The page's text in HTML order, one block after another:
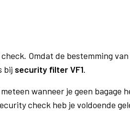
Omdat de bestemming
bij security filter VF1.
wanneer je geen bagage
check heb je voldoende